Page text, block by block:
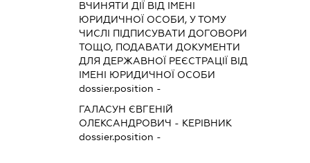
ВЧИНЯТИ ДІЇ ВІД ІМЕНІ
ЮРИДИЧНОЇ ОСОБИ, У ТОМУ
ЧИСЛІ ПІДПИСУВАТИ ДОГОВОРИ
ТОЩО, ПОДАВАТИ ДОКУМЕНТИ
ДЛЯ ДЕРЖАВНОЇ РЕЄСТРАЦІЇ ВІД
ІМЕНІ ЮРИДИЧНОЇ ОСОБИ
dossier.position -
ГАЛАСУН ЄВГЕНІЙ
ОЛЕКСАНДРОВИЧ - КЕРІВНИК
dossier.position -